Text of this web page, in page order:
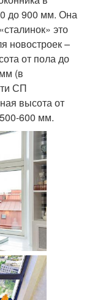
до 900 мм. Она
это
новостроек –
от пола до
(в
СП
высота от
600 мм.